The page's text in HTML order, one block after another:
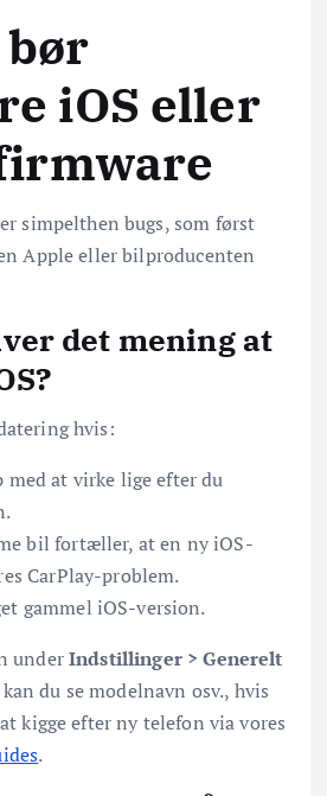
iOS eller
simpelthen bugs, som først
Apple eller bilproducenten
det mening at
hvis:
med at virke lige efter du
bil fortæller, at en ny iOS-
CarPlay-problem.
gammel iOS-version.
underIndstillinger > Generelt
du se modelnavn osv., hvis
kigge efter ny telefon via vores
.